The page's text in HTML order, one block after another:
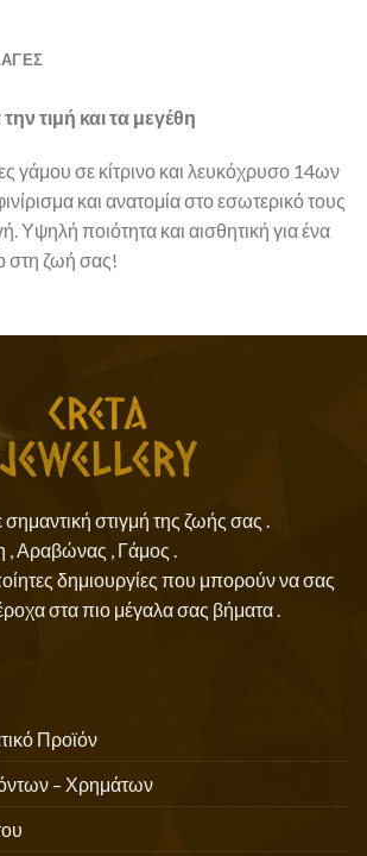
τιμή και τα μεγέθη
γάμου σε κίτρινο και λευκόχρυσο 14ων
και ανατομία στο εσωτερικό τους
Υψηλή ποιότητα και αισθητική για ένα
στη ζωή σας!
στιγμή της ζωής σας .
, Αραβώνας , Γάμος .
δημιουργίες που μπορούν να σας
στα πιο μέγαλα σας βήματα .
Προϊόν
– Χρημάτων